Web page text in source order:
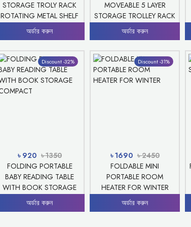
STORAGE TROLY RACK
ROTATING METAL SHELF
অর্ডার করুন
MOVEABLE 5 LAYER
STORAGE TROLLEY RACK
ROTATING METAL SHELF
অর্ডার করুন
Discount -32%
৳ 920 ৳ 1350
FOLDING PORTABLE
BABY READING TABLE
WITH BOOK STORAGE
COMPACT
অর্ডার করুন
Discount -31%
৳ 1690 ৳ 2450
FOLDABLE MINI
PORTABLE ROOM
HEATER FOR WINTER
অর্ডার করুন